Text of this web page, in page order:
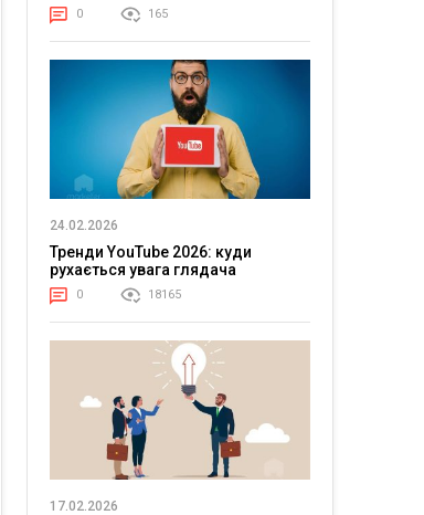
0 165
24.02.2026
Тренди YouTube 2026: куди
рухається увага глядача
0 18165
17.02.2026